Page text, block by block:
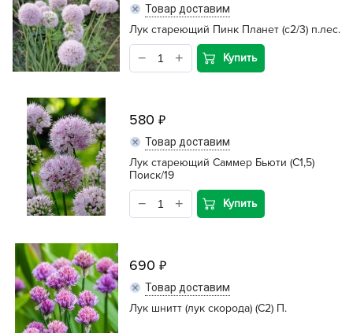
Товар доставим
Лук стареющий Пинк Планет (с2/3) п.лес.
Купить
580
Товар доставим
Лук стареющий Саммер Бьюти (С1,5)
Поиск/19
Купить
690
Товар доставим
Лук шнитт (лук скорода) (С2) П.